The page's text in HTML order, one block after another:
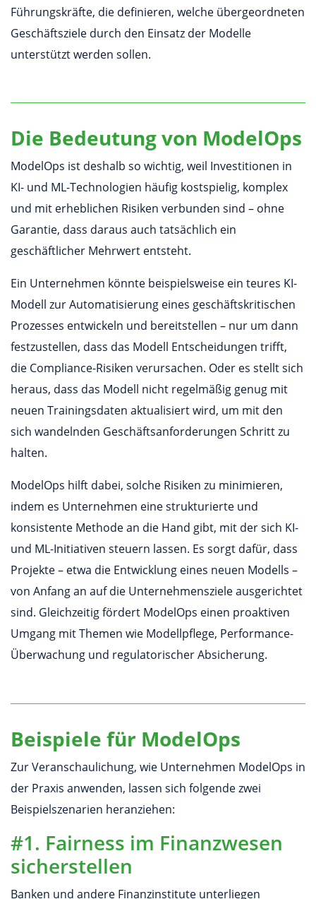
Führungskräfte, die definieren, welche übergeordneten
Geschäftsziele durch den Einsatz der Modelle
unterstützt werden sollen.
Die Bedeutung von ModelOps
ModelOps ist deshalb so wichtig, weil Investitionen in
KI- und ML-Technologien häufig kostspielig, komplex
und mit erheblichen Risiken verbunden sind – ohne
Garantie, dass daraus auch tatsächlich ein
geschäftlicher Mehrwert entsteht.
Ein Unternehmen könnte beispielsweise ein teures KI-
Modell zur Automatisierung eines geschäftskritischen
Prozesses entwickeln und bereitstellen – nur um dann
festzustellen, dass das Modell Entscheidungen trifft,
die Compliance-Risiken verursachen. Oder es stellt sich
heraus, dass das Modell nicht regelmäßig genug mit
neuen Trainingsdaten aktualisiert wird, um mit den
sich wandelnden Geschäftsanforderungen Schritt zu
halten.
ModelOps hilft dabei, solche Risiken zu minimieren,
indem es Unternehmen eine strukturierte und
konsistente Methode an die Hand gibt, mit der sich KI-
und ML-Initiativen steuern lassen. Es sorgt dafür, dass
Projekte – etwa die Entwicklung eines neuen Modells –
von Anfang an auf die Unternehmensziele ausgerichtet
sind. Gleichzeitig fördert ModelOps einen proaktiven
Umgang mit Themen wie Modellpflege, Performance-
Überwachung und regulatorischer Absicherung.
Beispiele für ModelOps
Zur Veranschaulichung, wie Unternehmen ModelOps in
der Praxis anwenden, lassen sich folgende zwei
Beispielszenarien heranziehen:
#1. Fairness im Finanzwesen
sicherstellen
Banken und andere Finanzinstitute unterliegen